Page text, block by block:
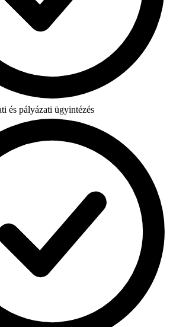
és pályázati ügyintézés